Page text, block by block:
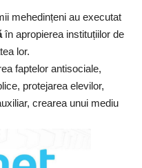
mehedințeni au executat
în apropierea instituțiilor de
lor.
faptelor antisociale,
protejarea elevilor,
crearea unui mediu